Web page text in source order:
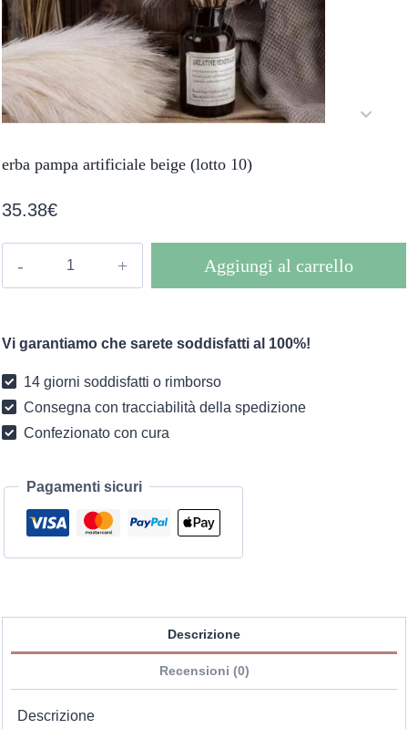
erba pampa artificiale beige (lotto 10)
35.38€
(lotto
quantità
Aggiungi al carrello
Vi garantiamo che sarete soddisfatti al 100%!
14 giorni soddisfatti o rimborso
Consegna con tracciabilità della spedizione
Confezionato con cura
Pagamenti sicuri
Descrizione
Recensioni (0)
Descrizione